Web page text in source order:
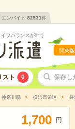
エンバイト 82531件
フバランスが叶う
関東版
スト 0 保存し
神奈川県 横浜市栄区 横
1,700 円